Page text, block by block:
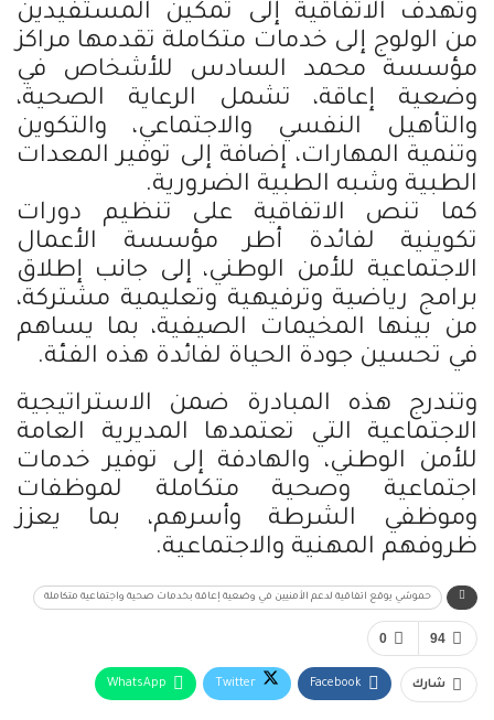
وتهدف الاتفاقية إلى تمكين المستفيدين
من الولوج إلى خدمات متكاملة تقدمها مراكز
مؤسسة محمد السادس للأشخاص في
وضعية إعاقة، تشمل الرعاية الصحية،
والتأهيل النفسي والاجتماعي، والتكوين
وتنمية المهارات، إضافة إلى توفير المعدات
الطبية وشبه الطبية الضرورية.
كما تنص الاتفاقية على تنظيم دورات
تكوينية لفائدة أطر مؤسسة الأعمال
الاجتماعية للأمن الوطني، إلى جانب إطلاق
برامج رياضية وترفيهية وتعليمية مشتركة،
من بينها المخيمات الصيفية، بما يساهم
في تحسين جودة الحياة لفائدة هذه الفئة.
وتندرج هذه المبادرة ضمن الاستراتيجية
الاجتماعية التي تعتمدها المديرية العامة
للأمن الوطني، والهادفة إلى توفير خدمات
اجتماعية وصحية متكاملة لموظفات
وموظفي الشرطة وأسرهم، بما يعزز
ظروفهم المهنية والاجتماعية.
حموشي يوقع اتفاقية لدعم الأمنيين في وضعية إعاقة بخدمات صحية واجتماعية متكاملة
0 94
شارك Facebook
Twitter
WhatsApp